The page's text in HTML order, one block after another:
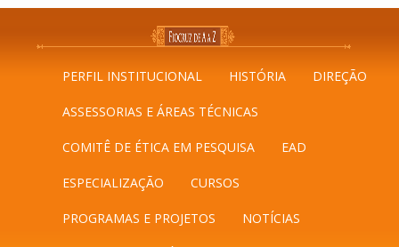
PERFIL INSTITUCIONAL HISTÓRIA DIREÇÃO
ASSESSORIAS E ÁREAS TÉCNICAS
COMITÊ DE ÉTICA EM PESQUISA EAD
ESPECIALIZAÇÃO CURSOS
PROGRAMAS E PROJETOS NOTÍCIAS